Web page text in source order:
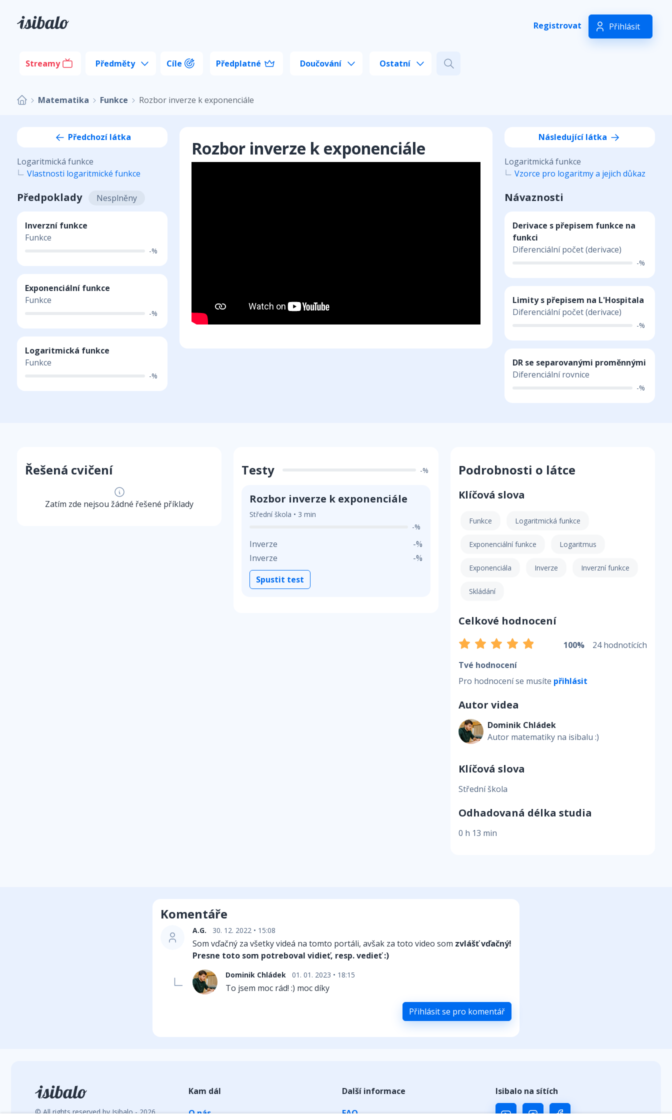
Registrovat Přihlásit
Streamy Předměty Cíle Předplatné Doučování Ostatní
Matematika Funkce Rozbor inverze k exponenciále
Předchozí látka
Logaritmická funkce
Vlastnosti logaritmické funkce
Předpoklady Nesplněny
Inverzní funkce
Funkce
-%
Exponenciální funkce
Funkce
-%
Logaritmická funkce
Funkce
-%
Rozbor inverze k exponenciále
Následující látka
Logaritmická funkce
Vzorce pro logaritmy a jejich důkaz
Návaznosti
Derivace s přepisem funkce na
funkci
Diferenciální počet (derivace)
-%
Limity s přepisem na L'Hospitala
Diferenciální počet (derivace)
-%
DR se separovanými proměnnými
Diferenciální rovnice
-%
Řešená cvičení
Zatím zde nejsou žádné řešené příklady
Testy -%
Rozbor inverze k exponenciále
Střední škola • 3 min
-%
Inverze
-%
Inverze
-%
Spustit test
Podrobnosti o látce
Klíčová slova
Funkce Logaritmická funkce
Exponenciální funkce Logaritmus
Exponenciála Inverze Inverzní funkce
Skládání
Celkové hodnocení
100%
24 hodnotících
Tvé hodnocení
Pro hodnocení se musíte přihlásit
Autor videa
Dominik Chládek
Autor matematiky na isibalu :)
Klíčová slova
Střední škola
Odhadovaná délka studia
0 h 13 min
Komentáře
A.G. 30. 12. 2022 • 15:08
Som vďačný za všetky videá na tomto portáli, avšak za toto video som zvlášť vďačný!
Presne toto som potreboval vidieť, resp. vedieť :)
Dominik Chládek 01. 01. 2023 • 18:15
To jsem moc rád! :) moc díky
Přihlásit se pro komentář
© All rights reserved by Isibalo - 2026
Kam dál
O nás
Další informace
FAQ
Isibalo na sítích